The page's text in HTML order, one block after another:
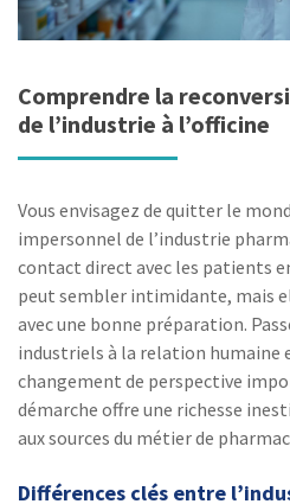
Comprendre la
de l’industrie à l’officine
Vous envisagez de quitter le
impersonnel de l’industrie
contact direct avec les patients
peut sembler intimidante, mais
avec une bonne préparation.
industriels à la relation humaine
changement de perspective
démarche offre une richesse
aux sources du métier de
Différences clés entre